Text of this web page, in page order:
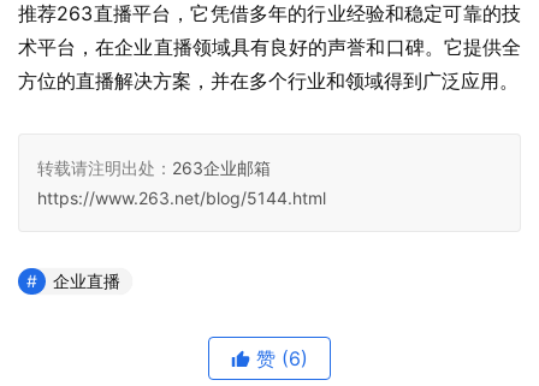
推荐263直播平台，它凭借多年的行业经验和稳定可靠的技
术平台，在企业直播领域具有良好的声誉和口碑。它提供全
方位的直播解决方案，并在多个行业和领域得到广泛应用。
转载请注明出处： 263企业邮箱
https://www.263.net/blog/5144.html
企业直播
赞 (6)